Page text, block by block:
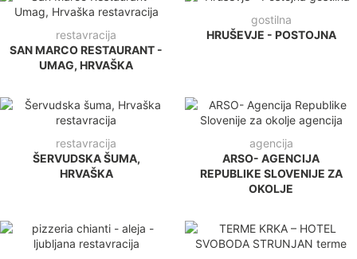
restavracija
SAN MARCO RESTAURANT -
UMAG, HRVAŠKA
gostilna
HRUŠEVJE - POSTOJNA
restavracija
ŠERVUDSKA ŠUMA,
HRVAŠKA
agencija
ARSO- AGENCIJA
REPUBLIKE SLOVENIJE ZA
OKOLJE